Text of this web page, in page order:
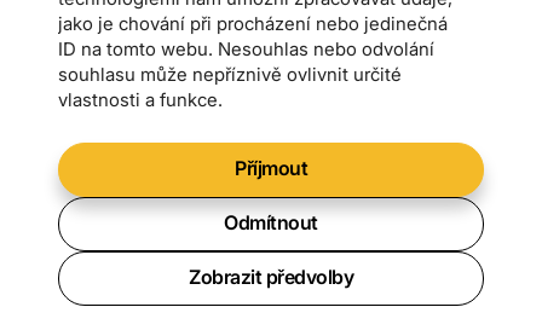
jako je chování při procházení nebo jedinečná
ID na tomto webu. Nesouhlas nebo odvolání
souhlasu může nepříznivě ovlivnit určité
vlastnosti a funkce.
Příjmout
Odmítnout
Zobrazit předvolby
tel. +420 602 144 800
Demeter CS
Farmářská škola
Asociace AMPI
Magazín
Kalendář akcí
Symposium